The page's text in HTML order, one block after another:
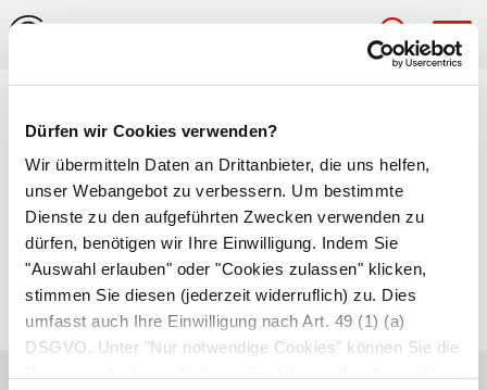
Dürfen wir Cookies verwenden?
Wir übermitteln Daten an Drittanbieter, die uns helfen,
unser Webangebot zu verbessern. Um bestimmte
Dienste zu den aufgeführten Zwecken verwenden zu
dürfen, benötigen wir Ihre Einwilligung. Indem Sie
"Auswahl erlauben" oder "Cookies zulassen" klicken,
stimmen Sie diesen (jederzeit widerruflich) zu. Dies
umfasst auch Ihre Einwilligung nach Art. 49 (1) (a)
DSGVO. Unter "Nur notwendige Cookies" können Sie die
Rindentaubheit
Verlust des Hörvermögens durch Schädigung
der Großhirnrindenareale, die der
Wahrnehmung und Verarbeitung von Hörreizen
dienen. Das Ohr ist vollkommen intakt.